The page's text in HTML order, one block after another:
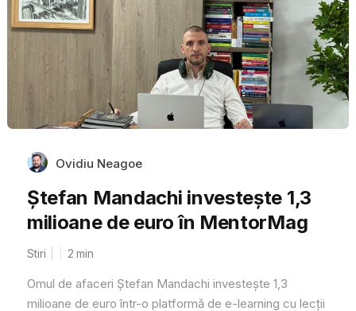
Ovidiu Neagoe
Ștefan Mandachi investește 1,3
milioane de euro în MentorMag
Stiri 2 min
Omul de afaceri Ștefan Mandachi investește 1,3
milioane de euro într-o platformă de e-learning cu lecții